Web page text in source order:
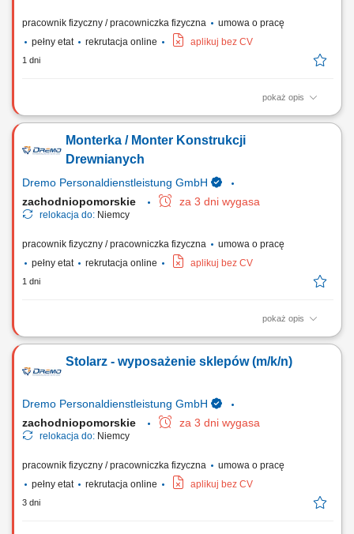
pracownik fizyczny / pracowniczka fizyczna
umowa o pracę
pełny etat
rekrutacja online aplikuj bez CV
1 dni
pokaż opis
Twoje zadania: Produkcja i montaż wyposażenia dla sklepów oraz
po końcowy montaż; Wykonywanie elementów stolarskich zgodnie z
rysunkiem technicznym; Obsługa nowoczesnych urządzeń i maszyn do
Monterka / Monter Konstrukcji
Drewnianych
Dremo Personaldienstleistung GmbH
zachodniopomorskie
za 3 dni wygasa
relokacja do: Niemcy
pracownik fizyczny / pracowniczka fizyczna
umowa o pracę
pełny etat
rekrutacja online aplikuj bez CV
1 dni
pokaż opis
Twoje zadania: Produkcja i montaż schodów drewnianych;
okien, drzwi oraz drewnianych elementów wykończeniowych; Obsługa
urządzeń wykorzystywanych przy obróbce drewna; Szlifowanie,
Stolarz - wyposażenie sklepów (m/k/n)
Dremo Personaldienstleistung GmbH
zachodniopomorskie
za 3 dni wygasa
relokacja do: Niemcy
pracownik fizyczny / pracowniczka fizyczna
umowa o pracę
pełny etat
rekrutacja online aplikuj bez CV
3 dni